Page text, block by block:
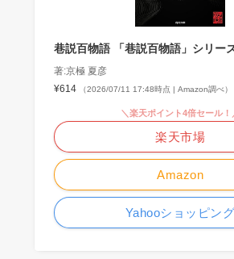
巷説百物語 「巷説百物語」シリー
著:京極 夏彦
¥614
（2026/07/11 17:48時点 | Amazon調べ）
Amazon
＼楽天ポイント4倍セール！
楽天市場
Yahooショッピング